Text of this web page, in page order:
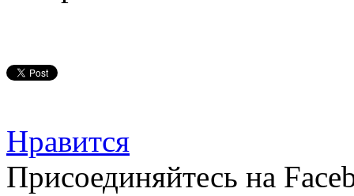
Нравится
Присоединяйтесь на